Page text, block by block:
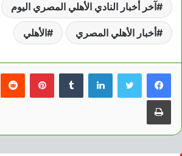
آخر أخبار النادي الأهلي المصري اليوم
أخبار الأهلي المصري الأهلي
لينكدإن بينتيريست
طباعة